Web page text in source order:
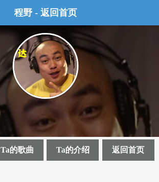
程野 - 返回首页
Ta的歌曲 Ta的介绍 返回首页